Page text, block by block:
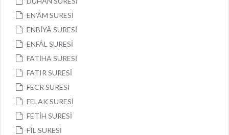
EN’ÂM SURESİ
ENBİYÂ SURESİ
ENFÂL SURESİ
FATİHA SURESİ
FATIR SURESİ
FECR SURESİ
FELAK SURESİ
FETİH SURESİ
FÎL SURESİ